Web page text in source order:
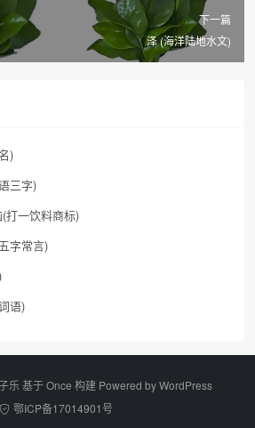
下一篇
泽 (海洋陆地水文)
)
三字)
打一饮料商标)
字常言)
语)
乐 基于 Once 构建 Powered byWordPress
鄂ICP备17014901号